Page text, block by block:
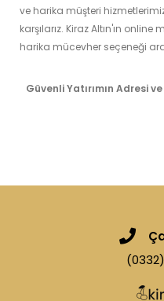
ve harika müşteri
karşılarız. Kiraz Altın'ın
harika mücevher seçeneği
Güvenli Yatırımın Adresi